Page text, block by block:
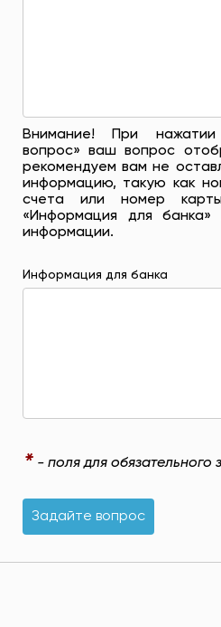
Внимание! При нажатии
вопрос» ваш вопрос
рекомендуем вам не
информацию, такую ​​как
счета или номер
«Информация для банка»
информации.
Информация для банка
* - поля для обязательного
Задайте вопрос